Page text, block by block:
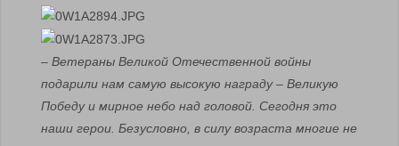
– Ветераны Великой Отечественной войны
подарили нам самую высокую награду – Великую
Победу и мирное небо над головой. Сегодня это
наши герои. Безусловно, в силу возраста многие не